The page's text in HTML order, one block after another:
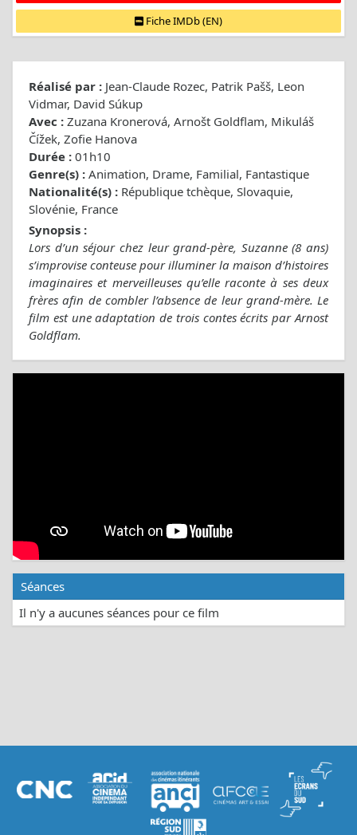
Fiche IMDb (EN)
Réalisé par : Jean-Claude Rozec, Patrik Pašš, Leon
Vidmar, David Súkup
Avec : Zuzana Kronerová, Arnošt Goldflam, Mikuláš
Čížek, Zofie Hanova
Durée : 01h10
Genre(s) : Animation, Drame, Familial, Fantastique
Nationalité(s) : République tchèque, Slovaquie,
Slovénie, France
Synopsis :
Lors d’un séjour chez leur grand-père, Suzanne (8 ans)
s’improvise conteuse pour illuminer la maison d’histoires
imaginaires et merveilleuses qu’elle raconte à ses deux
frères afin de combler l’absence de leur grand-mère. Le
film est une adaptation de trois contes écrits par Arnost
Goldflam.
Séances
Il n'y a aucunes séances pour ce film